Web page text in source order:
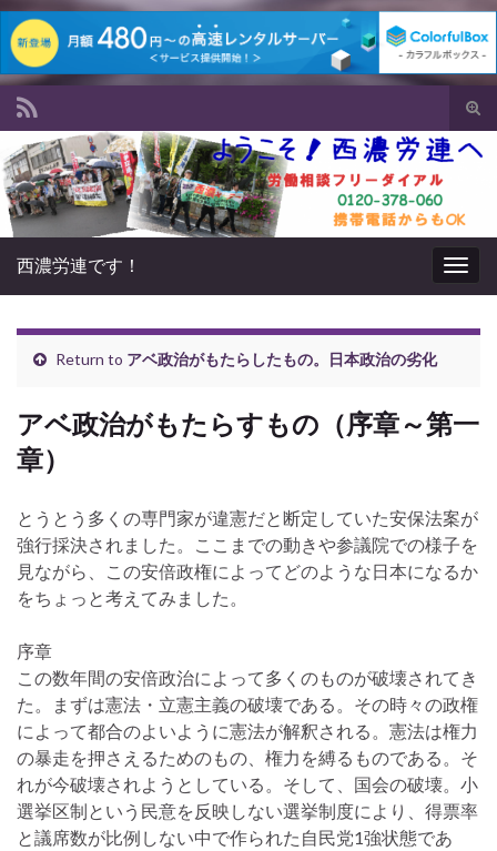
Search for:
西濃労連です！
Return to アベ政治がもたらしたもの。日本政治の劣化
アベ政治がもたらすもの（序章～第一
章）
とうとう多くの専門家が違憲だと断定していた安保法案が
強行採決されました。ここまでの動きや参議院での様子を
見ながら、この安倍政権によってどのような日本になるか
をちょっと考えてみました。
序章
この数年間の安倍政治によって多くのものが破壊されてき
た。まずは憲法・立憲主義の破壊である。その時々の政権
によって都合のよいように憲法が解釈される。憲法は権力
の暴走を押さえるためのもの、権力を縛るものである。そ
れが今破壊されようとしている。そして、国会の破壊。小
選挙区制という民意を反映しない選挙制度により、得票率
と議席数が比例しない中で作られた自民党1強状態であ